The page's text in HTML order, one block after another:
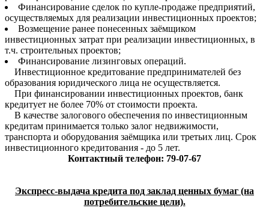
Финансирование сделок по купле-продаже предприятий,
осуществляемых для реализации инвестиционных проектов;
Возмещение ранее понесенных заёмщиком
инвестиционных затрат при реализации инвестиционных, в
т.ч. строительных проектов;
Финансирование лизинговых операций.
Инвестиционное кредитование предпринимателей без
образования юридического лица не осуществляется.
При финансировании инвестиционных проектов, банк
кредитует не более 70% от стоимости проекта.
В качестве залогового обеспечения по инвестиционным
кредитам принимается только залог недвижимости,
транспорта и оборудования заёмщика или третьих лиц. Срок
инвестиционного кредитования - до 5 лет.
Контактный телефон: 79-07-67
Экспресс-выдача кредита под заклад ценных бумаг (на
потребительские цели).